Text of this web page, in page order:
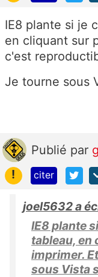
IE8 plante si je
en cliquant sur
c'est
Je tourne sous
Publié par
!
citer
joel5632 a
IE8 plante
tableau, en
imprimer.
sous Vista